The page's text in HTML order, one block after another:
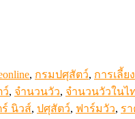
, กรมปศุสัตว์, การเลี้ย
ว์, จำนวนวัว, จำนวนวัวในไ
นิวส์, ปศุสัตว์, ฟาร์มวัว, ร